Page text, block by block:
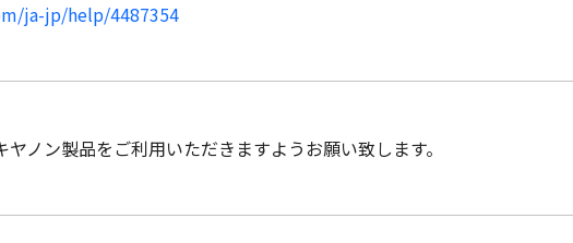
ja-jp/help/4487354
ノン製品をご利用いただきますようお願い致します。